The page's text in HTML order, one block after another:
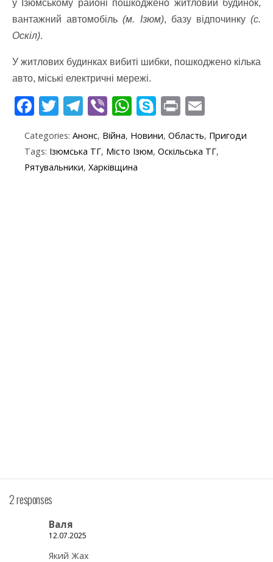
у Ізюмському районі пошкоджено житловий будинок,
вантажний автомобіль(м. Ізюм), базу відпочинку(с.
Оскіл).
У житлових будинках вибиті шибки, пошкоджено кілька
авто, міські електричні мережі.
F
e
b
T
itt
er
T
e
gr
Vi
b
er
W
at
s
S
y
Pr
t ai
Categories: Анонс, Війна, Новини, Область, Пригоди
Tags: Ізюмська ТГ, Місто Ізюм, Оскільська ТГ,
Рятувальники, Харківщина
2 responses
Валя
12.07.2025
Який Жах